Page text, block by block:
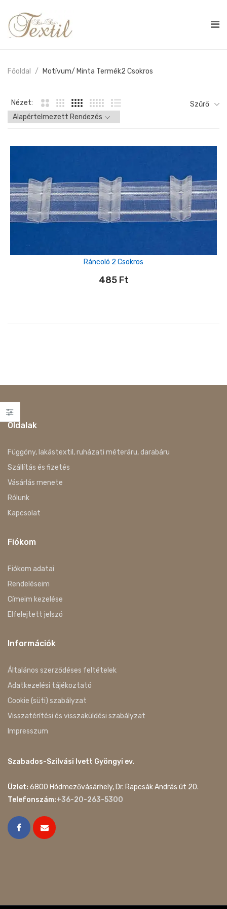
Főoldal Motívum/ Minta Termék2 Csokros
Nézet: Szűrő
Ráncoló 2 Csokros
485 Ft
Oldalak
Függöny, lakástextil, ruházati méteráru, darabáru
Szállítás és fizetés
Vásárlás menete
Rólunk
Kapcsolat
Fiókom
Fiókom adatai
Rendeléseim
Címeim kezelése
Elfelejtett jelszó
Információk
Általános szerződéses feltételek
Adatkezelési tájékoztató
Cookie (süti) szabályzat
Visszatérítési és visszaküldési szabályzat
Impresszum
Szabados-Szilvási Ivett Gyöngyi ev.
Üzlet: 6800 Hódmezővásárhely, Dr. Rapcsák András út 20.
Telefonszám:+36-20-263-5300